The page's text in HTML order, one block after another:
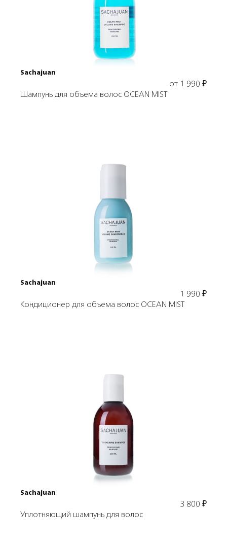
Выбрать объем
Sachajuan
от 1 990 ₽
Шампунь для объема волос OCEAN MIST
Подробнее
В корзину
Sachajuan
1 990 ₽
Кондиционер для объема волос OCEAN MIST
Подробнее
В корзину
Sachajuan
3 800 ₽
Уплотняющий шампунь для волос